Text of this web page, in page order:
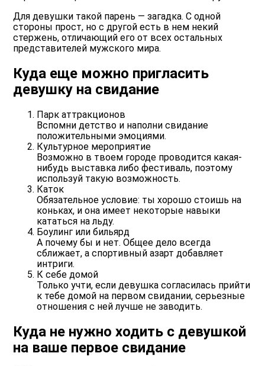
Для девушки такой парень — загадка. С одной
стороны прост, но с другой есть в нем некий
стержень, отличающий его от всех остальных
представителей мужского мира.
Куда еще можно пригласить
девушку на свидание
Парк аттракционов
Вспомни детство и наполни свидание
положительными эмоциями.
Культурное мероприятие
Возможно в твоем городе проводится какая-
нибудь выставка либо фестиваль, поэтому
используй такую возможность.
Каток
Обязательное условие: ты хорошо стоишь на
коньках, и она имеет некоторые навыки
кататься на льду.
Боулинг или бильярд
А почему бы и нет. Общее дело всегда
сближает, а спортивный азарт добавляет
интриги.
К себе домой
Только учти, если девушкасогласилась прийти
к тебе домой на первом свидании,серьезные
отношения с ней лучше не заводить.
Куда не нужно ходить с девушкой
на ваше первое свидание